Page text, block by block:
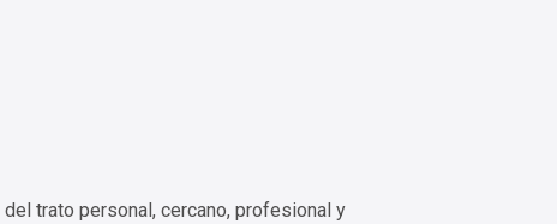
trato personal, cercano, profesional y